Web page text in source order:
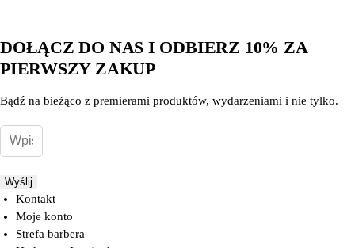
DOŁĄCZ DO NAS I ODBIERZ 10% ZA
PIERWSZY ZAKUP
Bądź na bieżąco z premierami produktów, wydarzeniami i nie tylko.
Wyślij
Kontakt
Moje konto
Strefa barbera